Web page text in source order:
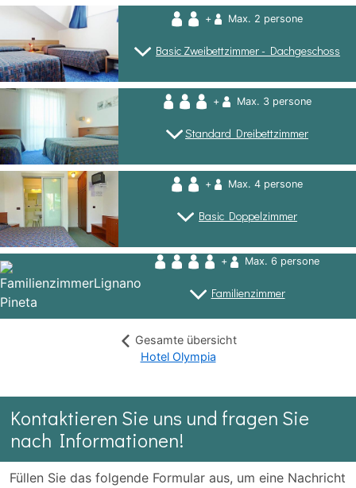
+ Max. 2 persone
Basic Zweibettzimmer - Dachgeschoss
+ Max. 3 persone
Standard Dreibettzimmer
+ Max. 4 persone
Basic Doppelzimmer
+ Max. 6 persone
Familienzimmer
Gesamte übersicht
Hotel Olympia
Kontaktieren Sie uns und fragen Sie
nach Informationen!
Füllen Sie das folgende Formular aus, um eine Nachricht